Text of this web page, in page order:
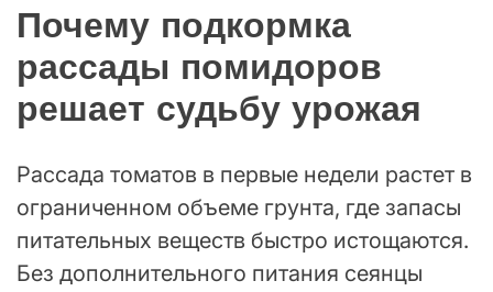
Почему подкормка
рассады помидоров
решает судьбу урожая
Рассада томатов в первые недели растет в
ограниченном объеме грунта, где запасы
питательных веществ быстро истощаются.
Без дополнительного питания сеянцы